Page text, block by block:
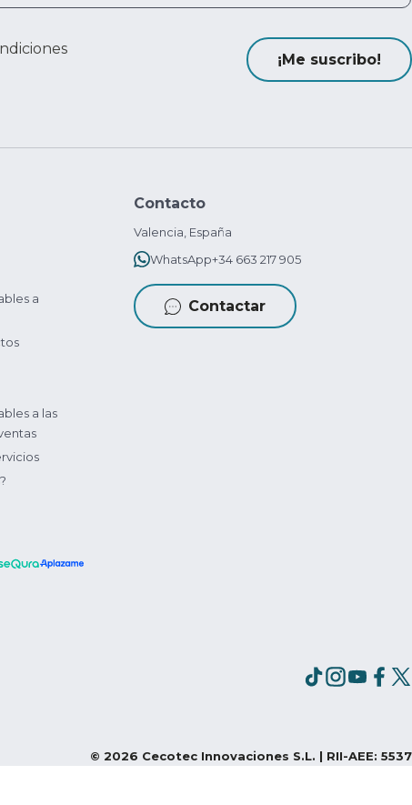
¡Me suscribo!
a
a las
Contacto
Valencia, España
WhatsApp+34 663 217 905
Contactar
© 2026 Cecotec Innovaciones S.L. | RII-AEE: 5537